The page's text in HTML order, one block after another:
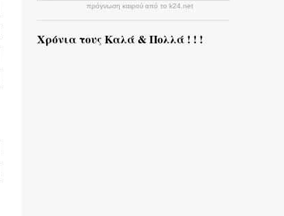
πρόγνωση καιρού από το k24.net
Χρόνια τους Καλά & Πολλά ! ! !